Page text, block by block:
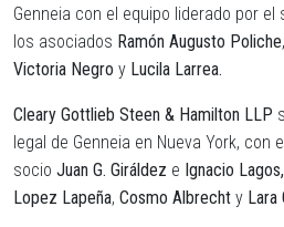
Genneia con el equipo liderado por el
los asociados Ramón Augusto Poliche,
Victoria Negro y Lucila Larrea.
Cleary Gottlieb Steen & Hamilton LLP
legal de Genneia en Nueva York, con
socio Juan G. Giráldez e Ignacio Lagos,
Lopez Lapeña, Cosmo Albrecht y Lara